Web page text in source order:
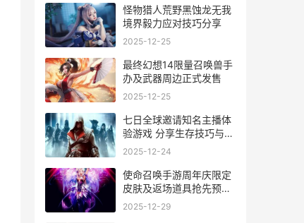
怪物猎人荒野黑蚀龙无我
境界毅力应对技巧分享
2025-12-25
最终幻想14限量召唤兽手
办及武器周边正式发售
2025-12-25
七日全球邀请知名主播体
验游戏 分享生存技巧与心
得
2025-12-24
使命召唤手游周年庆限定
皮肤及返场道具抢先预告
详解
2025-12-29